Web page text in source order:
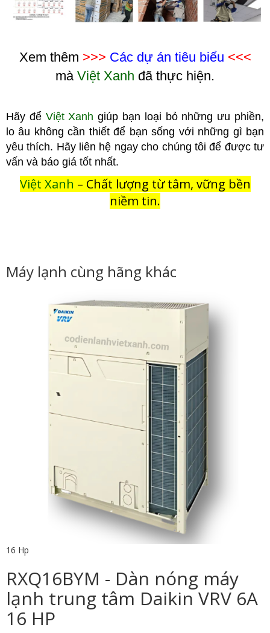
Xem thêm >>> Các dự án tiêu biểu <<<
mà Việt Xanh đã thực hiện.
Hãy để Việt Xanh giúp bạn loại bỏ những ưu phiền,
lo âu không cần thiết để bạn sống với những gì bạn
yêu thích. Hãy liên hệ ngay cho chúng tôi để được tư
vấn và báo giá tốt nhất.
Việt Xanh – Chất lượng từ tâm, vững bền
niềm tin.
Máy lạnh cùng hãng khác
16 Hp
RXQ16BYM - Dàn nóng máy
lạnh trung tâm Daikin VRV 6A
16 HP